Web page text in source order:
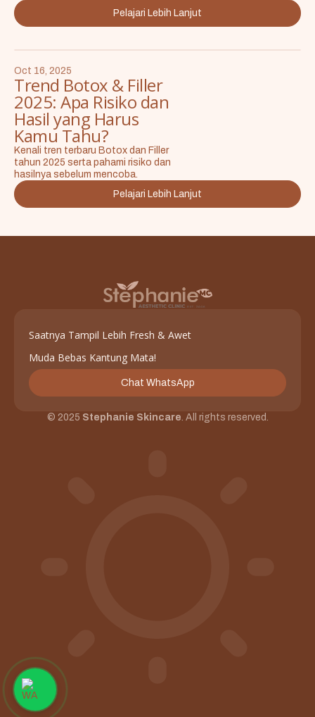
Pelajari Lebih Lanjut
Oct 16, 2025
Trend Botox & Filler
2025: Apa Risiko dan
Hasil yang Harus
Kamu Tahu?
Kenali tren terbaru Botox dan Filler
tahun 2025 serta pahami risiko dan
hasilnya sebelum mencoba.
Pelajari Lebih Lanjut
Saatnya Tampil Lebih Fresh & Awet
Muda Bebas Kantung Mata!
Chat WhatsApp
© 2025 Stephanie Skincare. All rights reserved.